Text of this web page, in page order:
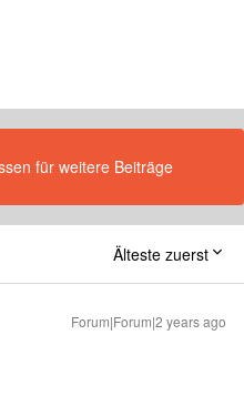
für weitere Beiträge
Älteste zuerst
Forum|Forum|2 years ago